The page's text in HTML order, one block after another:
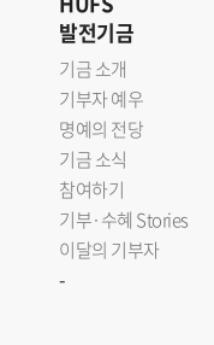
발전기금
기금 소개
기부자 예우
명예의 전당
기금 소식
참여하기
기부·수혜 Stories
이달의 기부자
-